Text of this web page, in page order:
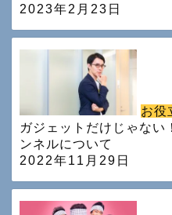
2023年2月23日
お役
ガジェットだけじゃない
ンネルについて
2022年11月29日